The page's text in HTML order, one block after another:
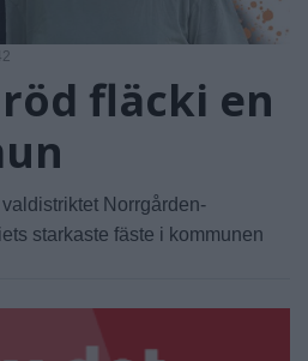
fläcki en
Norrgården-
starkaste fäste i kommunen